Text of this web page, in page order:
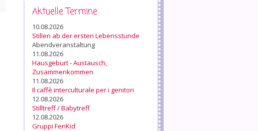
Aktuelle Termine
10.08.2026
Stillen ab der ersten Lebensstunde
Abendveranstaltung
11.08.2026
Hausgeburt - Austausch,
Zusammenkommen
11.08.2026
Il caffè interculturale per i genitori
12.08.2026
Stilltreff / Babytreff
12.08.2026
Gruppi FenKid